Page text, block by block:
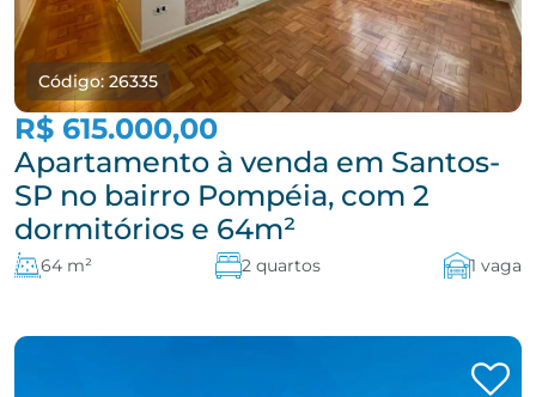
Código: 26335
R$ 615.000,00
Apartamento à venda em Santos-
SP no bairro Pompéia, com 2
dormitórios e 64m²
64 m² 2 quartos 1 vaga